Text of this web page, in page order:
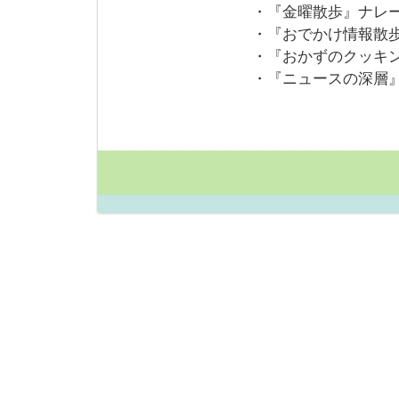
・『金曜散歩』ナレ
・『おでかけ情報散
・『おかずのクッキ
・『ニュースの深層